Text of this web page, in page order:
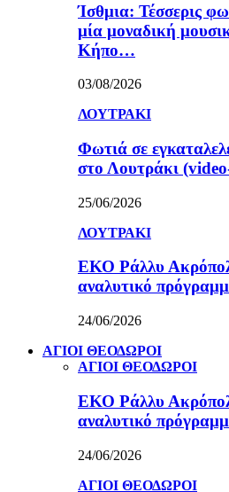
Ίσθμια: Τέσσερις
μία μοναδική
Κήπο…
03/08/2026
ΛΟΥΤΡΑΚΙ
Φωτιά σε
στο Λουτράκι
25/06/2026
ΛΟΥΤΡΑΚΙ
ΕΚΟ Ράλλυ
αναλυτικό
24/06/2026
ΑΓΙΟΙ ΘΕΟΔΩΡΟΙ
ΑΓΙΟΙ ΘΕΟΔΩΡΟΙ
ΕΚΟ Ράλλυ
αναλυτικό
24/06/2026
ΑΓΙΟΙ ΘΕΟΔΩΡΟΙ